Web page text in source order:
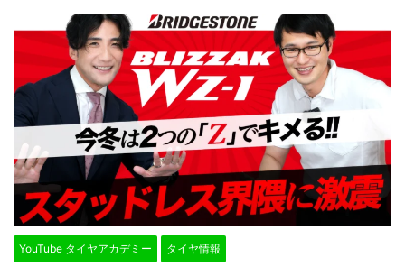
YouTube タイヤアカデミー タイヤ情報